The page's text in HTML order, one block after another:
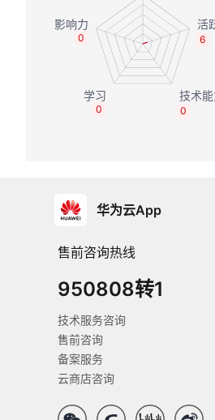
6
0
0
0
华为云App
售前咨询热线
950808转1
技术服务咨询
售前咨询
备案服务
云商店咨询